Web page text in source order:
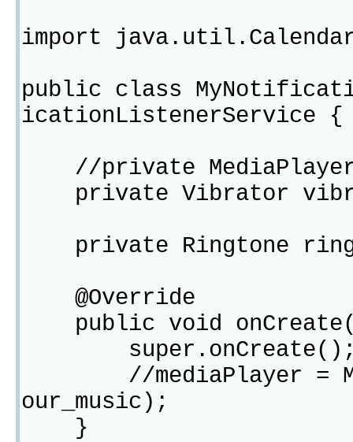
import
public class
icationListenerService {
//private MediaPlayer
private Vibrator
private Ringtone
@Override
public void
//mediaPlayer =
our_music);
}